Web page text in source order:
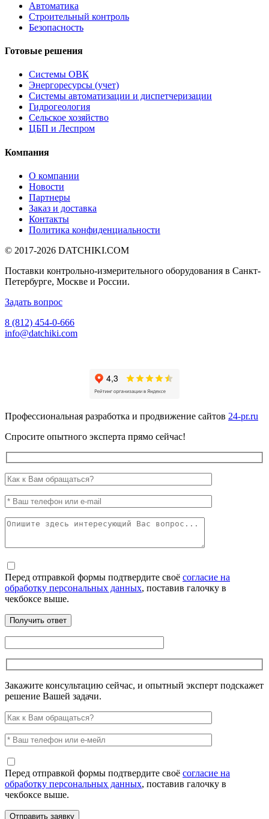
Автоматика
Строительный контроль
Безопасность
Готовые решения
Системы ОВК
Энергоресурсы (учет)
Системы автоматизации и диспетчеризации
Гидрогеология
Сельское хозяйство
ЦБП и Леспром
Компания
О компании
Новости
Партнеры
Заказ и доставка
Контакты
Политика конфиденциальности
© 2017-2026 DATCHIKI.COM
Поставки контрольно-измерительного оборудования в Санкт-
Петербурге, Москве и России.
Задать вопрос
8 (812) 454-0-666
info@datchiki.com
Профессиональная разработка и продвижение сайтов 24-pr.ru
Спросите опытного эксперта прямо сейчас!
Перед отправкой формы подтвердите своё согласие на
обработку персональных данных, поставив галочку в
чекбоксе выше.
Закажите консультацию сейчас, и опытный эксперт подскажет
решение Вашей задачи.
Перед отправкой формы подтвердите своё согласие на
обработку персональных данных, поставив галочку в
чекбоксе выше.